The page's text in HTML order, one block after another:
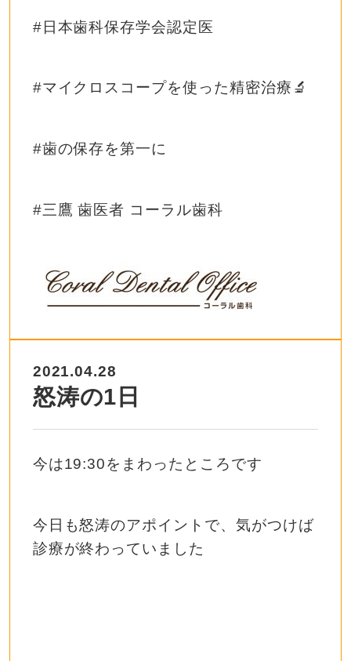
#日本歯科保存学会認定医
#マイクロスコープを使った精密治療 🔬
#歯の保存を第一に
#三鷹 歯医者 コーラル歯科
2021.04.28
怒涛の1日
今は19:30をまわったところです
今日も怒涛のアポイントで、気がつけば
診療が終わっていました